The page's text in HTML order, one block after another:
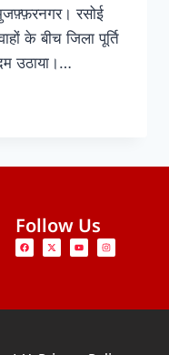
रसोई
के बीच जिला पूर्ति
उठाया।…
Follow Us